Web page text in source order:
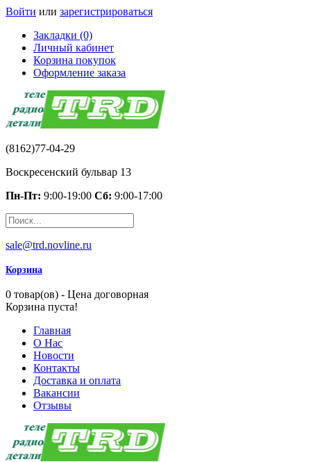
Войти или зарегистрироваться
Закладки (0)
Личный кабинет
Корзина покупок
Оформление заказа
(8162)77-04-29
Воскресенский бульвар 13
Пн-Пт: 9:00-19:00 Сб: 9:00-17:00
sale@trd.novline.ru
Корзина
0 товар(ов) - Цена договорная
Корзина пуста!
Главная
О Нас
Новости
Контакты
Доставка и оплата
Вакансии
Отзывы